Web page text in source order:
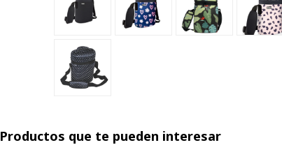
Productos que te pueden interesar